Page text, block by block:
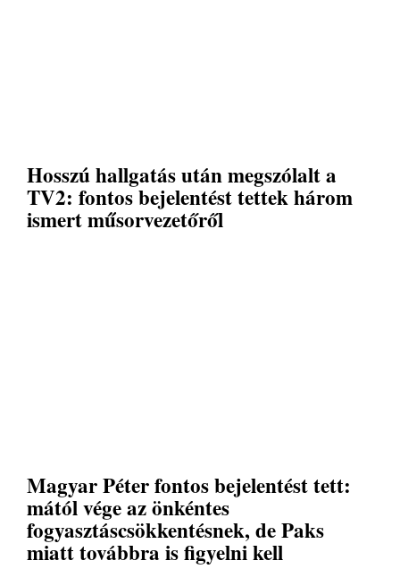
Hosszú hallgatás után megszólalt a
TV2: fontos bejelentést tettek három
ismert műsorvezetőről
Magyar Péter fontos bejelentést tett:
mától vége az önkéntes
fogyasztáscsökkentésnek, de Paks
miatt továbbra is figyelni kell